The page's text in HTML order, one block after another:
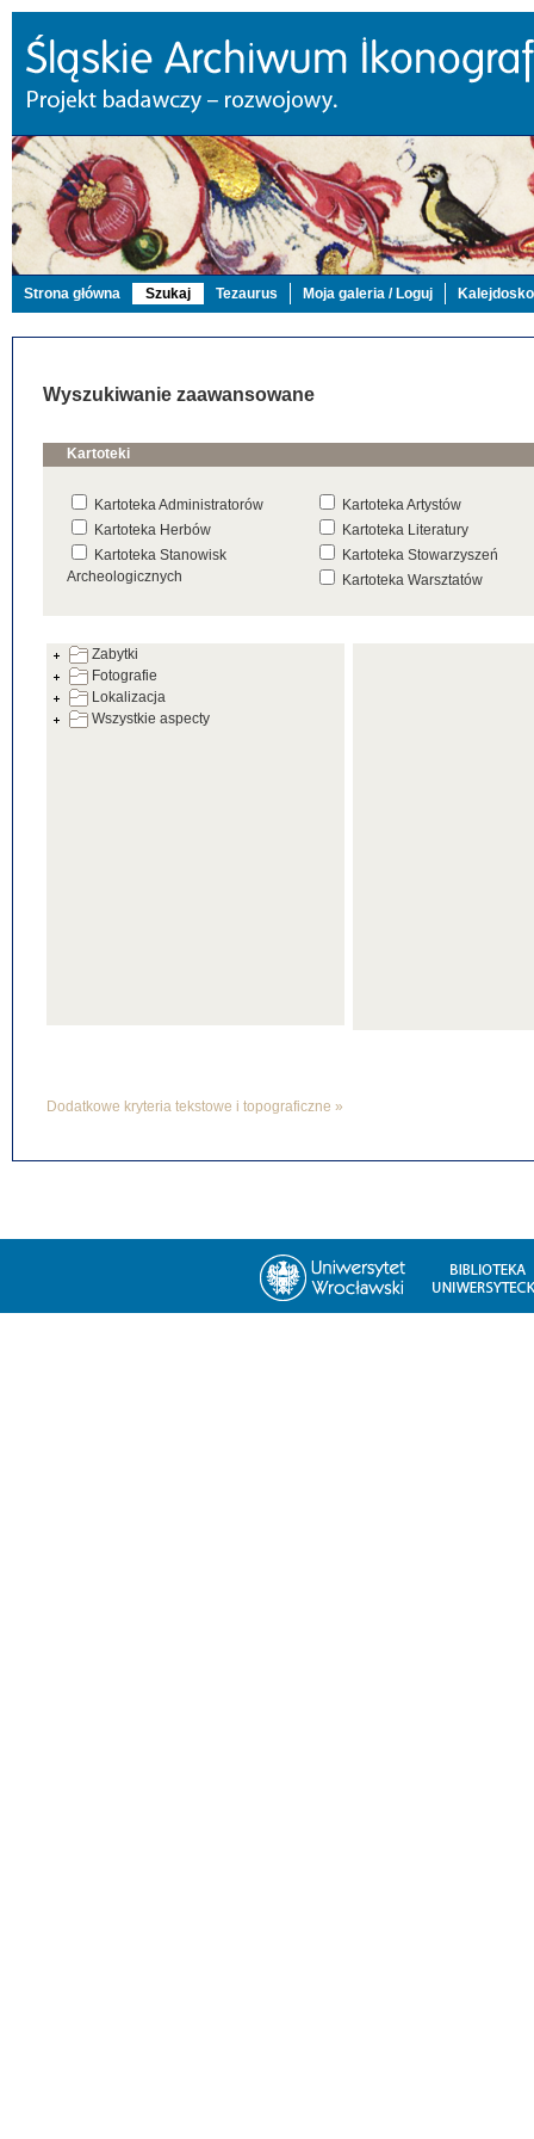
Strona główna Szukaj Tezaurus Moja galeria / Loguj
Wyszukiwanie zaawansowane
Kartoteki
Kartoteka Administratorów
Kartoteka Artystów
Kartoteka Herbów
Kartoteka Literatury
Kartoteka Stanowisk
Archeologicznych
Kartoteka Stowarzyszeń
Kartoteka Warsztatów
Zabytki
Fotografie
Lokalizacja
Wszystkie aspecty
Dodatkowe kryteria tekstowe i topograficzne »